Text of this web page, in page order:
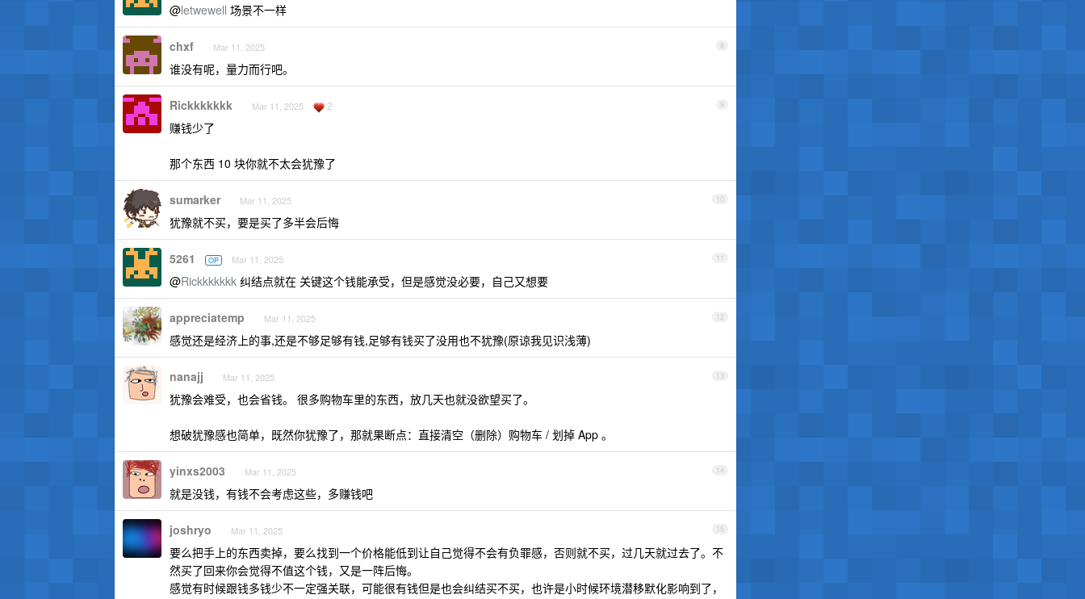
@letwewell 场景不一样
8
chxf Mar 11, 2025
谁没有呢，量力而行吧。
9
Rickkkkkkk Mar 11, 2025 2
赚钱少了
那个东西 10 块你就不太会犹豫了
10
sumarker Mar 11, 2025
犹豫就不买，要是买了多半会后悔
11
5261 OP Mar 11, 2025
@Rickkkkkkk 纠结点就在 关键这个钱能承受，但是感觉没必要，自己又想要
12
appreciatemp Mar 11, 2025
感觉还是经济上的事,还是不够足够有钱,足够有钱买了没用也不犹豫(原谅我见识浅薄)
13
nanajj Mar 11, 2025
犹豫会难受，也会省钱。 很多购物车里的东西，放几天也就没欲望买了。
想破犹豫感也简单，既然你犹豫了，那就果断点：直接清空（删除）购物车 / 划掉 App 。
14
yinxs2003 Mar 11, 2025
就是没钱，有钱不会考虑这些，多赚钱吧
15
joshryo Mar 11, 2025
要么把手上的东西卖掉，要么找到一个价格能低到让自己觉得不会有负罪感，否则就不买，过几天就过去了。不
然买了回来你会觉得不值这个钱，又是一阵后悔。
感觉有时候跟钱多钱少不一定强关联，可能很有钱但是也会纠结买不买，也许是小时候环境潜移默化影响到了，